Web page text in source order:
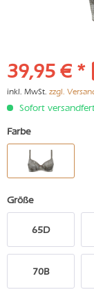
39,95 € *
inkl. MwSt. zzgl.
Sofort
Farbe
Größe
65D
70B